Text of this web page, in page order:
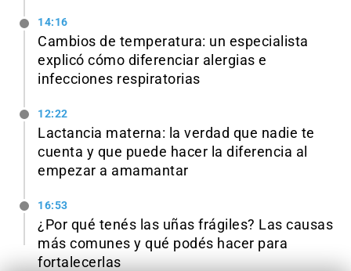
14:16
Cambios de temperatura: un especialista
explicó cómo diferenciar alergias e
infecciones respiratorias
12:22
Lactancia materna: la verdad que nadie te
cuenta y que puede hacer la diferencia al
empezar a amamantar
16:53
¿Por qué tenés las uñas frágiles? Las causas
más comunes y qué podés hacer para
fortalecerlas